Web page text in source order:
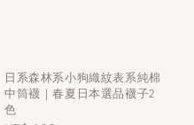
日系森林系小狗織紋表系純棉
中筒襪｜春夏日本選品襪子2
色